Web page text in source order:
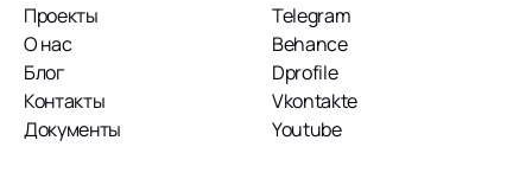
Проекты
О нас
Блог
Контакты
Документы
Telegram
Behance
Dprofile
Vkontakte
Youtube